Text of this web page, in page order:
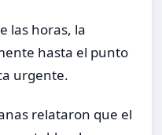
las horas, la
hasta el punto
urgente.
relataron que el